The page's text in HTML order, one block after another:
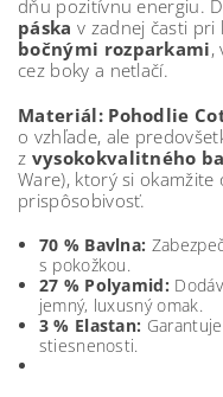
dňu pozitívnu energiu.
páska v zadnej časti pri
bočnými rozparkami,
cez boky a netlačí.
Materiál: Pohodlie
o vzhľade, ale
z vysokokvalitného
Ware), ktorý si
prispôsobivosť.
70 % Bavlna:
s pokožkou.
27 % Polyamid:
jemný, luxusný omak.
3 % Elastan:
stiesnenosti.